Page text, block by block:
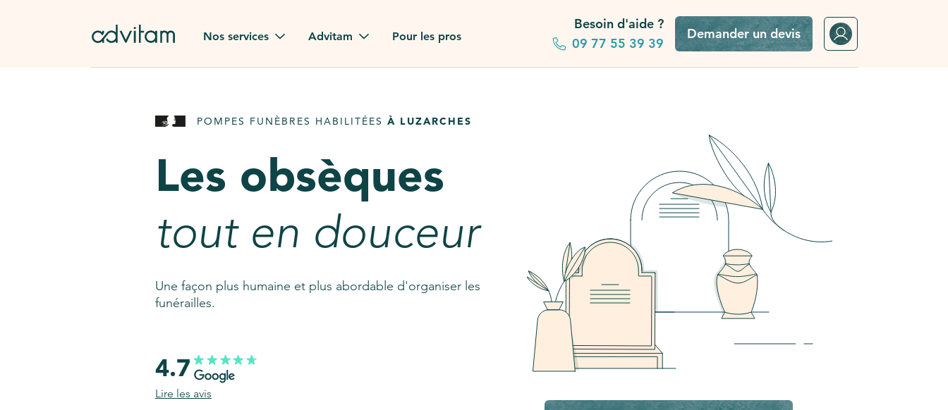
Nos services
Rapatriement à
Pierre tombale
AssistGPT
Nos services en plus
Advitam
Advitam dans la presse
Consultez notre FAQ
Pour les pros
Besoin d'aide ?
09 77 55 39 39
Demander un devis
POMPES FUNÈBRES HABILITÉES À LUZARCHES
Les obsèques
tout en douceur
Une façon plus humaine et plus abordable d'organiser les
funérailles.
4.7
Lire les avis